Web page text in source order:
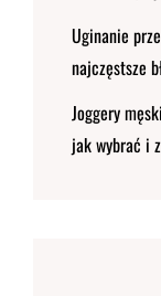
Uginanie
najczęstsze
Joggery
jak wybrać i